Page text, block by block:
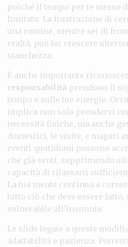
poiché il tempo per te stesso
limitato. La frustrazione di
una routine, mentre sei di
realtà, può far crescere
stanchezza.
È anche importante
responsabilità prendono il
tempo e sulle tue energie.
implica non solo prendersi
necessità fisiche, ma anche
domestici, le visite, e magari
eventi quotidiani possono
che già senti, sopprimendo
capacità di rilassarti
La tua mente continua a
tutto ciò che deve essere
vulnerabile all’insonnia.
Le sfide legate a queste
adattabilità e pazienza.